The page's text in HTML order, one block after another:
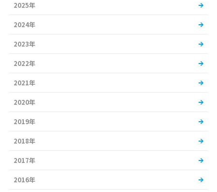
2025年
2024年
2023年
2022年
2021年
2020年
2019年
2018年
2017年
2016年